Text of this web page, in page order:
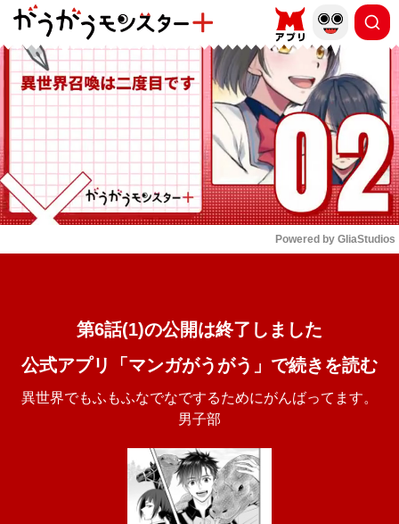
もっと読む
Powered by GliaStudios
第6話(1)の公開は終了しました
公式アプリ「マンガがうがう」で続きを読む
異世界でもふもふなでなでするためにがんばってます。
男子部